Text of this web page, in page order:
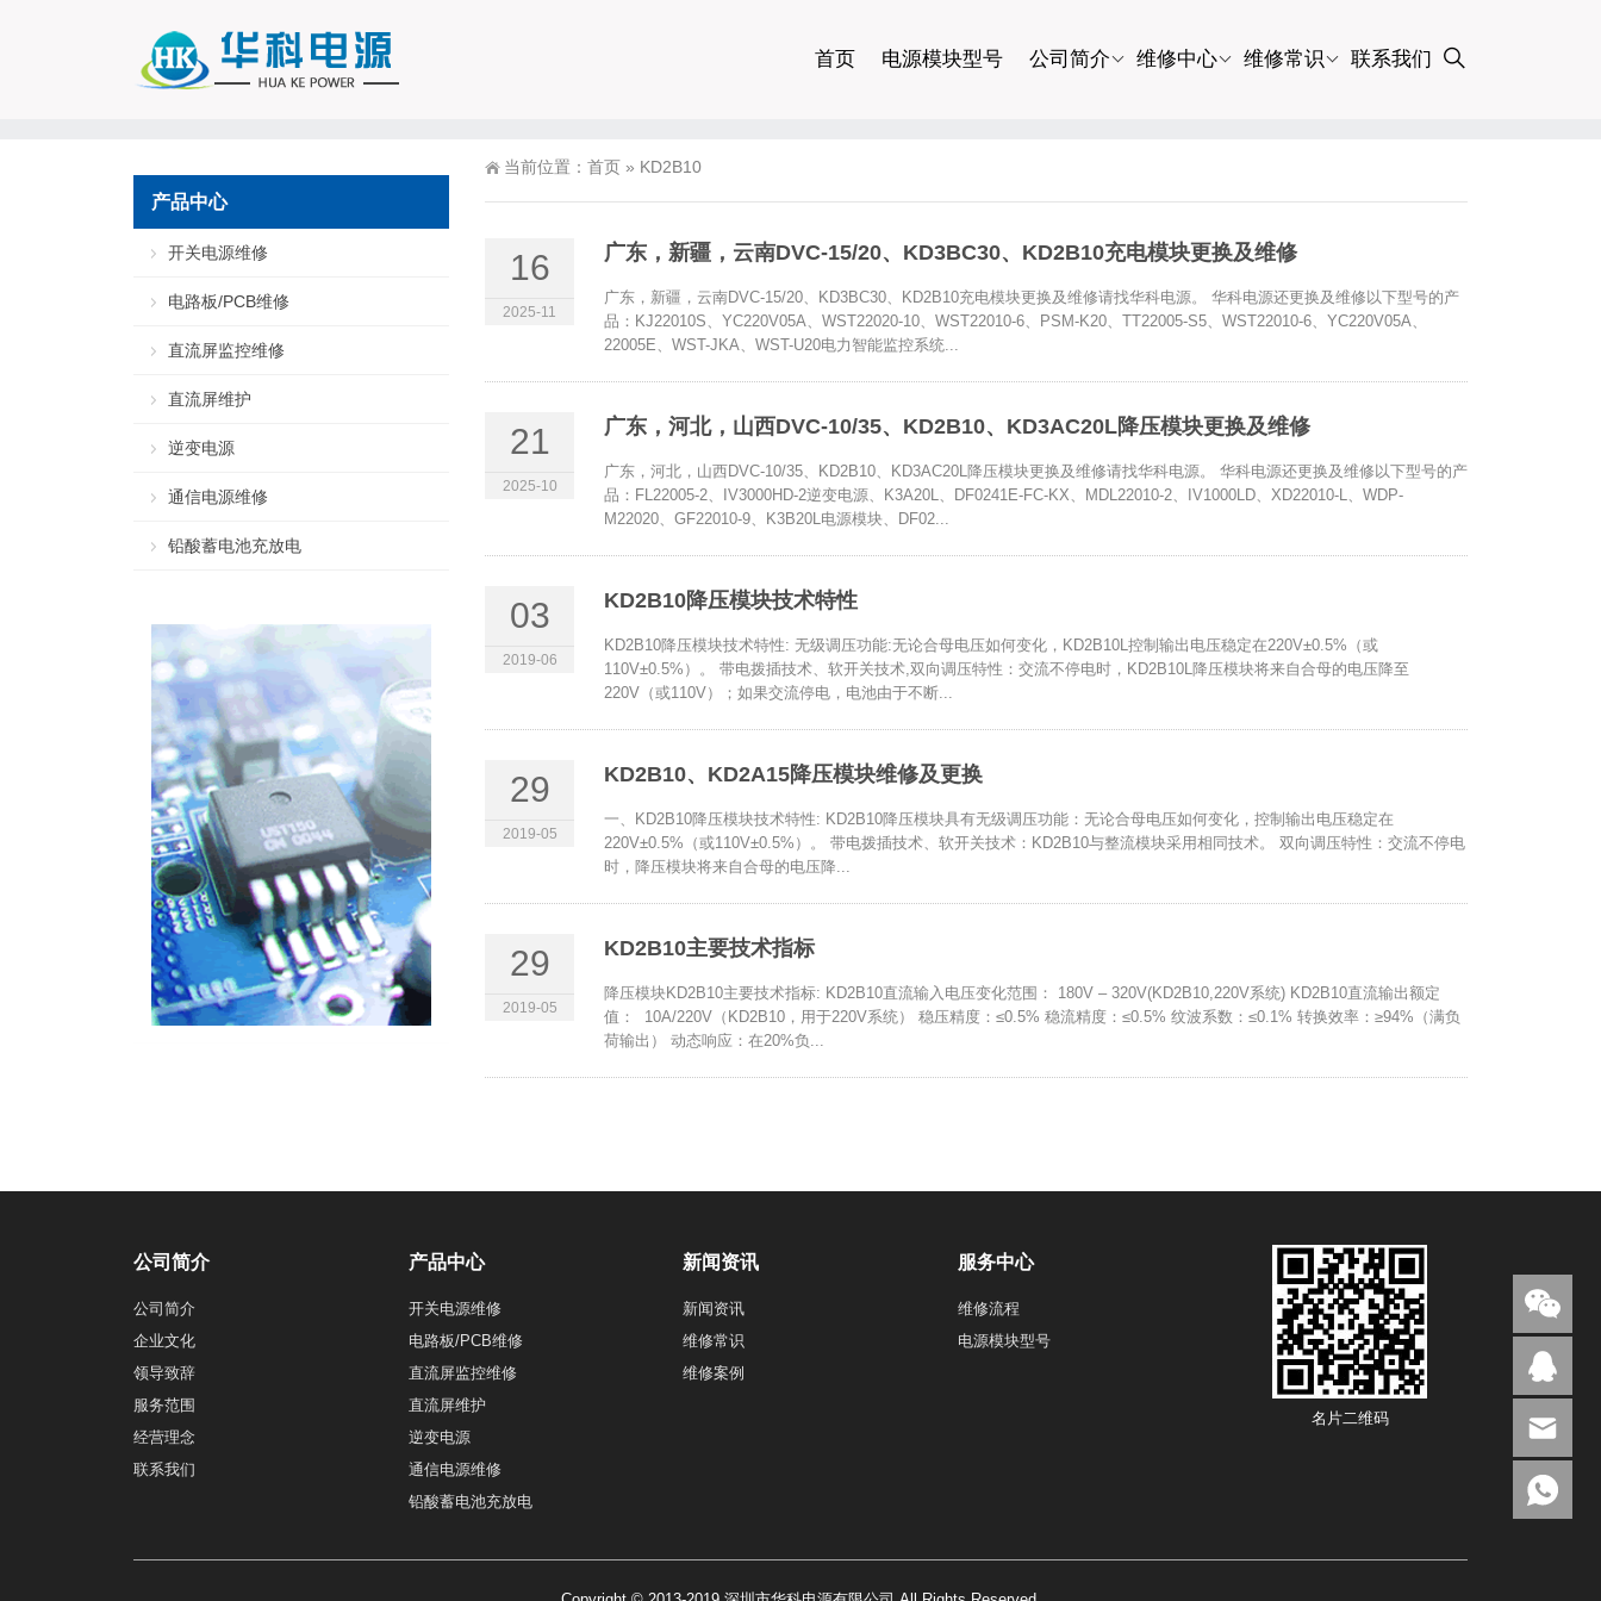
首页 电源模块型号 公司简介 维修中心 维修常识 联系我们
当前位置： 首页 » KD2B10
16
2025-11
广东，新疆，云南DVC-15/20、KD3BC30、KD2B10充电模块更换及维修
广东，新疆，云南DVC-15/20、KD3BC30、KD2B10充电模块更换及维修请找华科电源。 华科电源还更换及维修以下型号的产
品：KJ22010S、YC220V05A、WST22020-10、WST22010-6、PSM-K20、TT22005-S5、WST22010-6、YC220V05A、
22005E、WST-JKA、WST-U20电力智能监控系统...
21
2025-10
广东，河北，山西DVC-10/35、KD2B10、KD3AC20L降压模块更换及维修
广东，河北，山西DVC-10/35、KD2B10、KD3AC20L降压模块更换及维修请找华科电源。 华科电源还更换及维修以下型号的产
品：FL22005-2、IV3000HD-2逆变电源、K3A20L、DF0241E-FC-KX、MDL22010-2、IV1000LD、XD22010-L、WDP-
M22020、GF22010-9、K3B20L电源模块、DF02...
03
2019-06
KD2B10降压模块技术特性
KD2B10降压模块技术特性: 无级调压功能:无论合母电压如何变化，KD2B10L控制输出电压稳定在220V±0.5%（或
110V±0.5%）。 带电拨插技术、软开关技术,双向调压特性：交流不停电时，KD2B10L降压模块将来自合母的电压降至
220V（或110V）；如果交流停电，电池由于不断...
29
2019-05
KD2B10、KD2A15降压模块维修及更换
一、KD2B10降压模块技术特性: KD2B10降压模块具有无级调压功能：无论合母电压如何变化，控制输出电压稳定在
220V±0.5%（或110V±0.5%）。 带电拨插技术、软开关技术：KD2B10与整流模块采用相同技术。 双向调压特性：交流不停电
时，降压模块将来自合母的电压降...
29
2019-05
KD2B10主要技术指标
降压模块KD2B10主要技术指标: KD2B10直流输入电压变化范围： 180V – 320V(KD2B10,220V系统) KD2B10直流输出额定
值： 10A/220V（KD2B10，用于220V系统） 稳压精度：≤0.5% 稳流精度：≤0.5% 纹波系数：≤0.1% 转换效率：≥94%（满负
荷输出） 动态响应：在20%负...
产品中心
开关电源维修
电路板/PCB维修
直流屏监控维修
直流屏维护
逆变电源
通信电源维修
铅酸蓄电池充放电
公司简介
公司简介
企业文化
领导致辞
服务范围
经营理念
联系我们
产品中心
开关电源维修
电路板/PCB维修
直流屏监控维修
直流屏维护
逆变电源
通信电源维修
铅酸蓄电池充放电
新闻资讯
新闻资讯
维修常识
维修案例
服务中心
维修流程
电源模块型号
名片二维码